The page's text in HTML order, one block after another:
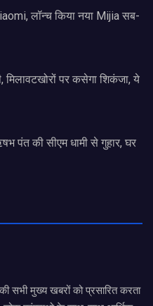
लॉन्च किया नया Mijia सब-
मिलावटखोरों पर कसेगा शिकंजा, ये
पंत की सीएम धामी से गुहार, घर
सभी मुख्य खबरों को प्रसारित करता